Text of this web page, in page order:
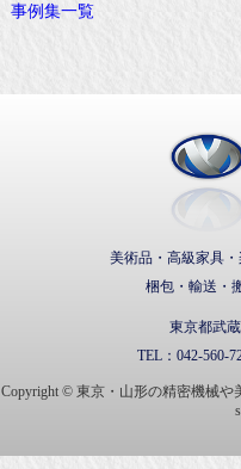
事例集一覧
美術品・高級家具
梱包・輸送・
東京都武
TEL： 042-560-
Copyright © 東京・山形の精密機械